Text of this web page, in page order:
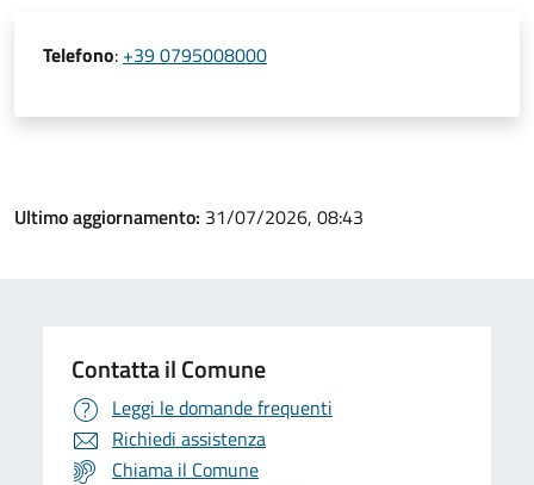
Telefono: +39 0795008000
Ultimo aggiornamento: 31/07/2026, 08:43
Contatta il Comune
Leggi le domande frequenti
Richiedi assistenza
Chiama il Comune